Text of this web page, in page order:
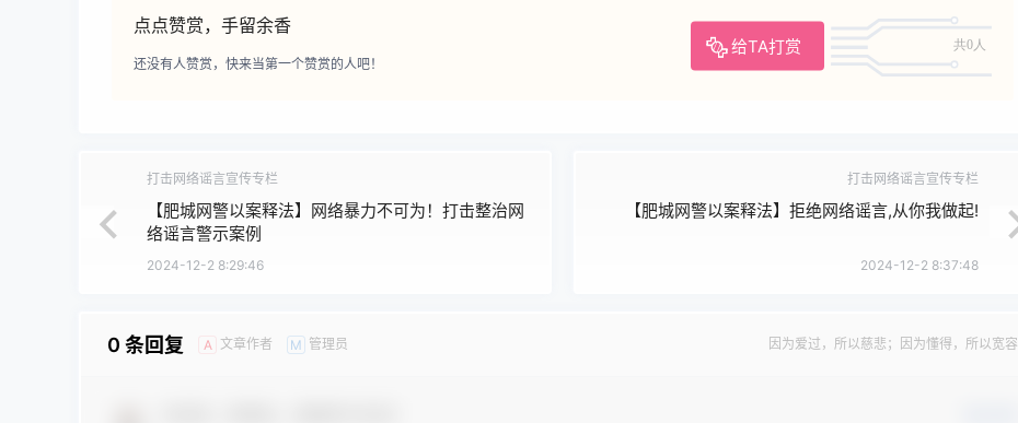
点点赞赏，手留余香
给TA打赏 共0人
还没有人赞赏，快来当第一个赞赏的人吧！
打击网络谣言宣传专栏
【肥城网警以案释法】网络暴力不可为！打击整治网
络谣言警示案例
2024-12-2 8:29:46
打击网络谣言宣传专栏
【肥城网警以案释法】拒绝网络谣言,从你我做起!
2024-12-2 8:37:48
0 条回复 A 文章作者 M 管理员 因为爱过，所以慈悲；因为懂得，所以宽容